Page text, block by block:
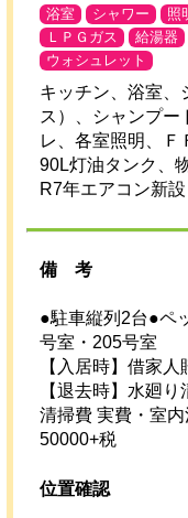
浴室 シャワー 照
ＬＰＧガス
給湯器
ウォシュレット
キッチン、浴室、
ス）、シャンプー
レ、各室照明、Ｆ
90L灯油タンク、
R7年エアコン新設
備考
●駐車縦列2台●ペ
号室・205号室
【入居時】借家
【退去時】水廻
清掃費 実費・室
50000+税
位置確認